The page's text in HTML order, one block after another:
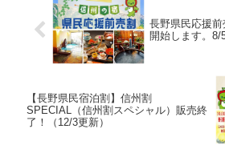
長野県民応援前
開始します。8/
【長野県民宿泊割】信州割
SPECIAL（信州割スペシャル）販売終
了！（12/3更新）